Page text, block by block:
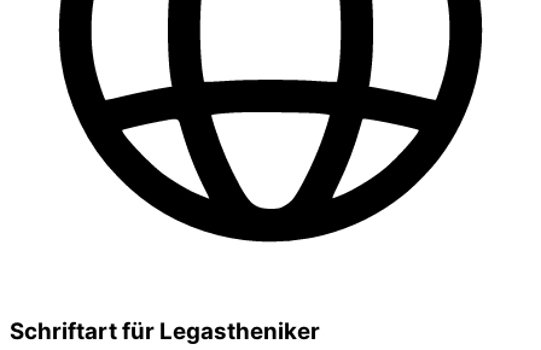
Schriftart für Legastheniker